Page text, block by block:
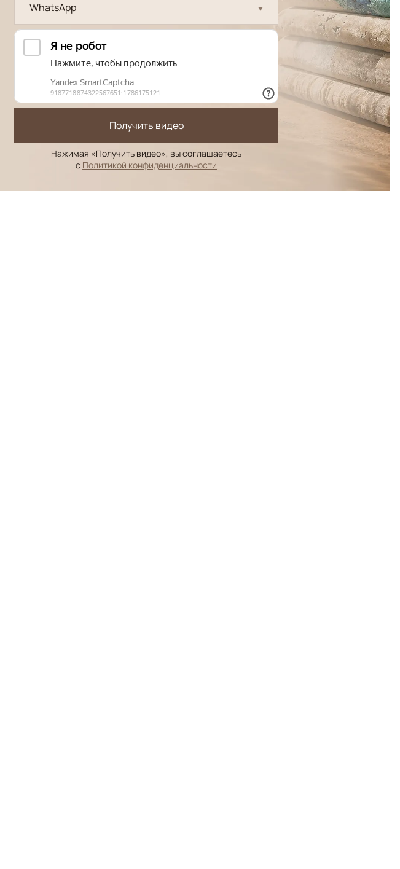
WhatsApp
Получить видео
Нажимая «Получить видео», вы соглашаетесь
с Политикой конфиденциальности